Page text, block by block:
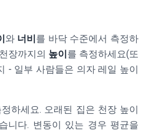
와 너비를 바닥 수준에서 측정하
장까지의 높이를 측정하세요(또
- 일부 사람들은 의자 레일 높이
하세요. 오래된 집은 천장 높이
니다. 변동이 있는 경우 평균을